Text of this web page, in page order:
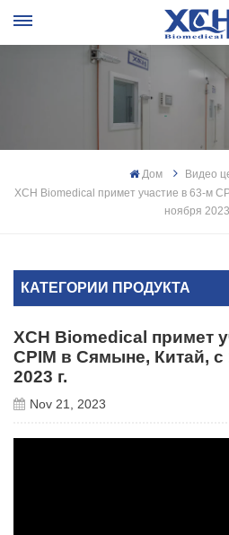
Дом
Видео
XCH Biomedical примет участие в 63-м
ноября 2023
КАТЕГОРИИ ПРОДУКТА
XCH Biomedical примет
CPIM в Сямыне, Китай, с
2023 г.
Nov 21, 2023